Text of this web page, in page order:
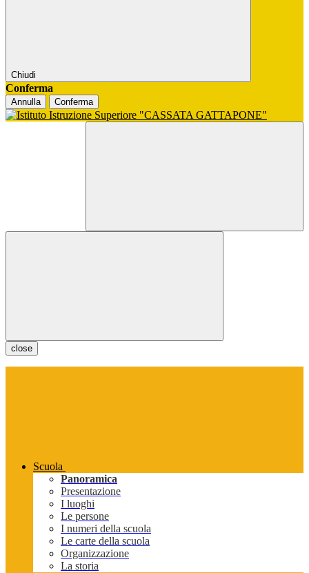
Chiudi
Conferma
Annulla Conferma
close
Scuola
Panoramica
Presentazione
I luoghi
Le persone
I numeri della scuola
Le carte della scuola
Organizzazione
La storia